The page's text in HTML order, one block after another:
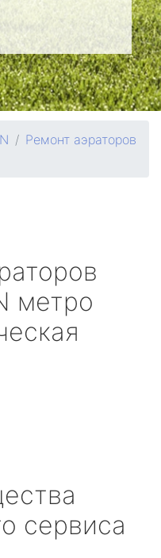
Ремонт аэраторов
метро
сервиса